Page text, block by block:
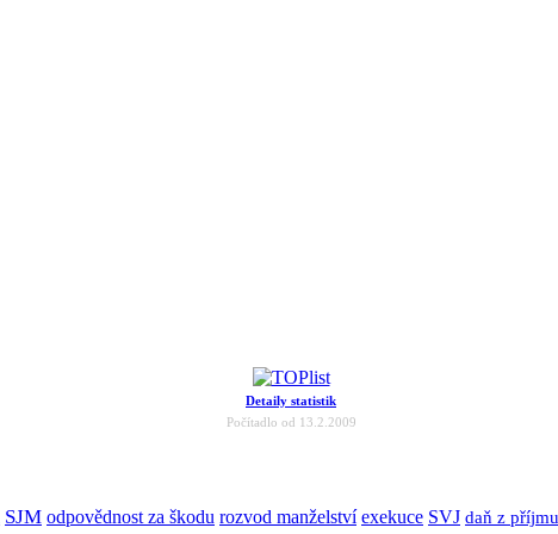
Detaily statistik
Počítadlo od 13.2.2009
SJM odpovědnost za škodu rozvod manželství exekuce SVJ daň z příjmu